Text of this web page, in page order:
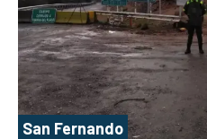
San Fernando